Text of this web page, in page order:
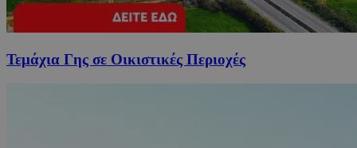
Τεμάχια Γης σε Οικιστικές Περιοχές